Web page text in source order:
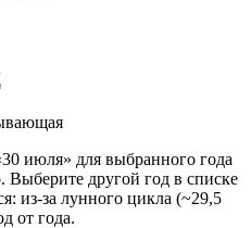
июля» для выбранного года
другой год в списке
из-за лунного цикла (~29,5
от года.